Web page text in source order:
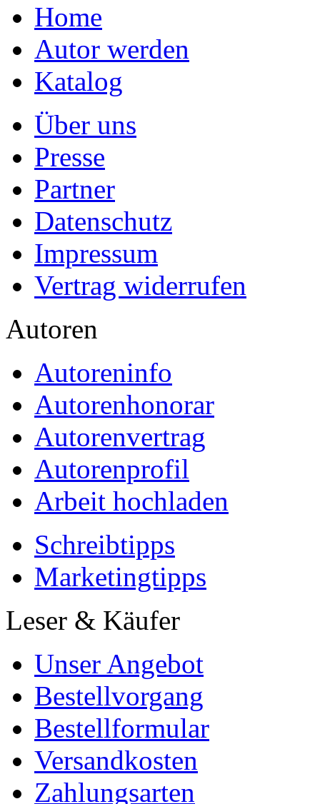
Home
Autor werden
Katalog
Über uns
Presse
Partner
Datenschutz
Impressum
Vertrag widerrufen
Autoren
Autoreninfo
Autorenhonorar
Autorenvertrag
Autorenprofil
Arbeit hochladen
Schreibtipps
Marketingtipps
Leser & Käufer
Unser Angebot
Bestellvorgang
Bestellformular
Versandkosten
Zahlungsarten